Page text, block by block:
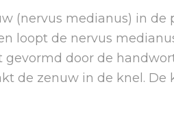
(nervus medianus) in de
loopt de nervus
door de
de zenuw in de knel. De